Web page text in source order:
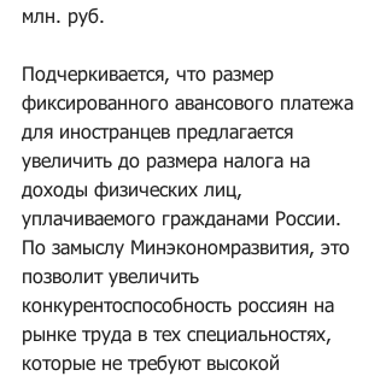
млн. руб.
Подчеркивается, что размер
фиксированного авансового платежа
для иностранцев предлагается
увеличить до размера налога на
доходы физических лиц,
уплачиваемого гражданами России.
По замыслу Минэкономразвития, это
позволит увеличить
конкурентоспособность россиян на
рынке труда в тех специальностях,
которые не требуют высокой